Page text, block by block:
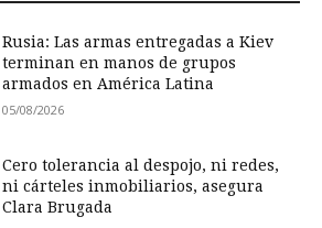
Rusia: Las armas entregadas a Kiev
terminan en manos de grupos
armados en América Latina
05/08/2026
Cero tolerancia al despojo, ni redes,
ni cárteles inmobiliarios, asegura
Clara Brugada